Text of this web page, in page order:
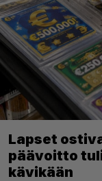
Lapset
päävoitto
kävikään